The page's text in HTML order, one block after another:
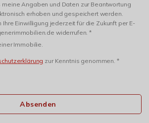
meine Angaben und Daten zur Beantwortung
erhoben und gespeichert werden.
Ihre Einwilligung jederzeit für die Zukunft per E-
widerrufen. *
Immobilie.
zur Kenntnis genommen. *
Absenden